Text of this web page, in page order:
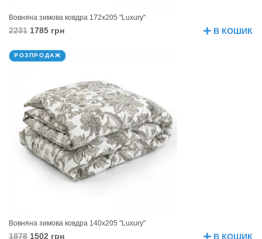
Вовняна зимова ковдра 172х205 "Luxury"
2231 1785 грн В КОШИК
РОЗПРОДАЖ
Вовняна зимова ковдра 140х205 "Luxury"
1878 1502 грн В КОШИК